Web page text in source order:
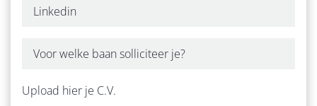
Upload hier je C.V.